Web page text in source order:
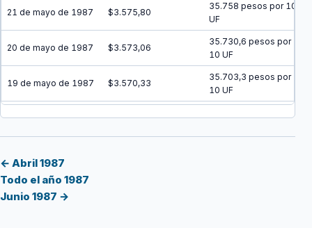
21 de mayo de 1987 $3.575,80
35.758 pesos por 10
UF
20 de mayo de 1987 $3.573,06
35.730,6 pesos por
10 UF
19 de mayo de 1987 $3.570,33
35.703,3 pesos por
10 UF
18 de mayo de 1987 $3.567,60
16 de mayo de 1987
← Abril 1987
Todo el año 1987
Junio 1987 →